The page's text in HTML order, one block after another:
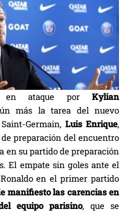
en ataque por Kylian
más la tarea del nuevo
Germain, Luis Enrique,
preparación del encuentro
en su partido de preparación
El empate sin goles ante el
en el primer partido
manifiesto las carencias en
equipo parisino, que se